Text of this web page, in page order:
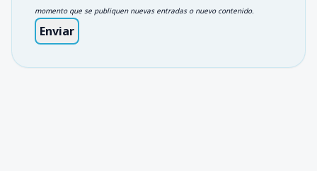
momento que se publiquen nuevas entradas o nuevo contenido.